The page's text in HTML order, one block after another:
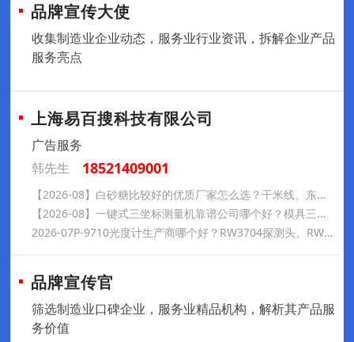
品牌宣传大使
收集制造业企业动态，服务业行业资讯，拆解企业产品
服务亮点
上海易百搜科技有限公司
广告服务
韩先生
18521409001
【2026-08】白砂糖比较好的优质厂家怎么选？干米线、东川面条甄选——滇国土司
【2026-08】一键式三坐标测量机靠谱公司哪个好？模具三坐标检测仪、航天零件三坐标测量仪优选——智信濠
2026-07P-9710光度计生产商哪个好？RW3704探测头、RW-3704探测头优选——广陵达科技
品牌宣传官
筛选制造业口碑企业，服务业精品机构，解析其产品服
务价值